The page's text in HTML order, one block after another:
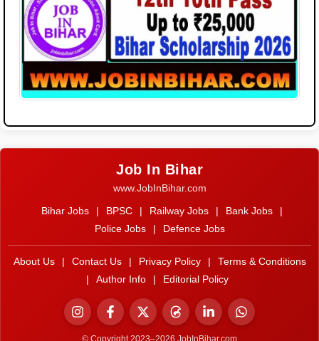
Job In Bihar
www.JobInBihar.com
Bihar Jobs BPSC Railway Jobs Bank Jobs
Police Jobs
Defence Jobs
About Us Contact Us Privacy Policy
Terms & Conditions
Author Info Editorial Policy
© Copyright 2023–2026 JobInBihar.com